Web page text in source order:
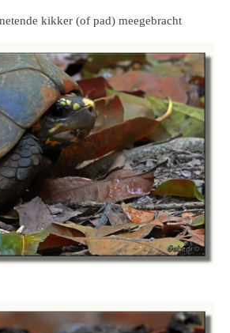
kikker (of pad) meegebracht